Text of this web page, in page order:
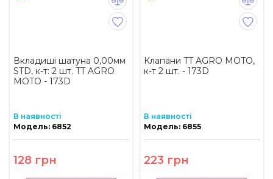
Вкладиші шатуна 0,00мм
STD, к-т: 2 шт. TT AGRO
MOTO - 173D
В наявності
Модель: 6852
128 грн
Клапани TT AGRO MOTO,
к-т 2 шт. - 173D
В наявності
Модель: 6855
223 грн